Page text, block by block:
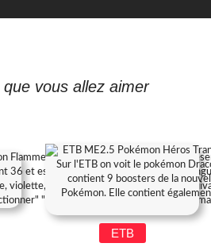
que vous allez aimer
ETB